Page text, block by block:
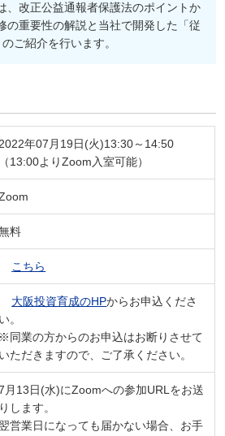
、改正公益通報者保護法のポイントか
の重要性の解説と当社で開発した「従
ご紹介を行います。
2022年07月19日(火)13:30～14:50
（13:00よりZoom入室可能）
料
こちら
大阪投資育成のHPからお申込くださ
い。
※同業の方からのお申込はお断りさせて
いただきますので、ご了承ください。
月13日(水)にZoomへの参加URLをお送
りします。
翌営業日になっても届かない場合、お手